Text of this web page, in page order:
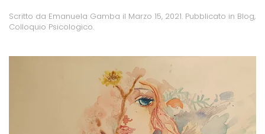
Scritto da Emanuela Gamba il Marzo 15, 2021. Pubblicato in Blog,
Colloquio Psicologico.